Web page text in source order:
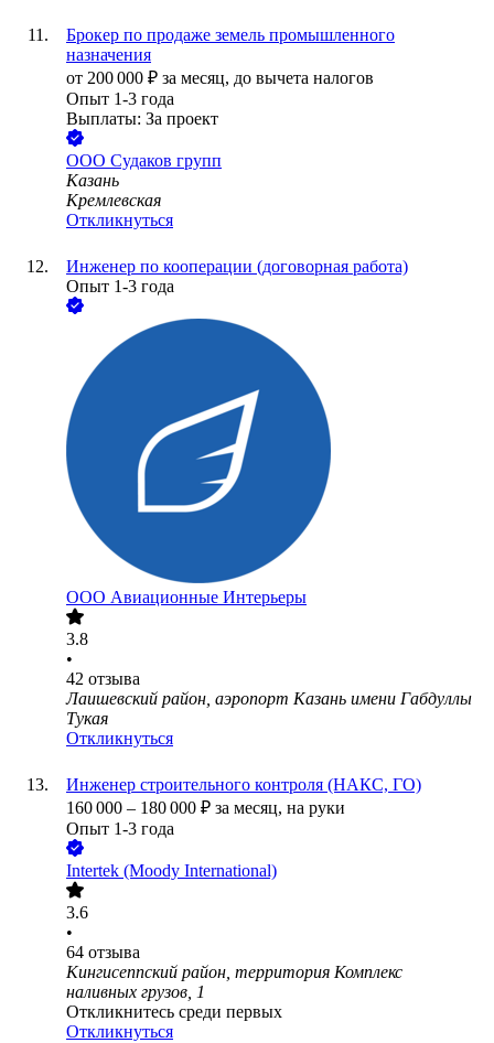
Брокер по продаже земель промышленного
назначения
от 200 000 ₽ за месяц, до вычета налогов
Опыт 1-3 года
Выплаты: За проект
ООО Судаков групп
Казань
Кремлевская
Откликнуться
Инженер по кооперации (договорная работа)
Опыт 1-3 года
ООО Авиационные Интерьеры
3.8
•
42 отзыва
Лаишевский район, аэропорт Казань имени Габдуллы
Тукая
Откликнуться
Инженер строительного контроля (НАКС, ГО)
160 000 – 180 000 ₽ за месяц, на руки
Опыт 1-3 года
Intertek (Moody International)
3.6
•
64 отзыва
Кингисеппский район, территория Комплекс
наливных грузов, 1
Откликнитесь среди первых
Откликнуться